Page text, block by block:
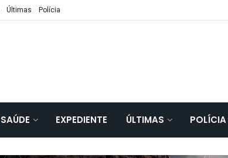
Últimas Polícia
SAÚDE EXPEDIENTE ÚLTIMAS POLÍCIA